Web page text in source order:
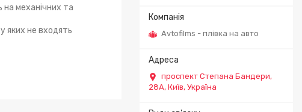
Avtofilms - плівка на авто
проспект Степана Бандери,
28А, Київ, Україна
на механічних та
яких не входять